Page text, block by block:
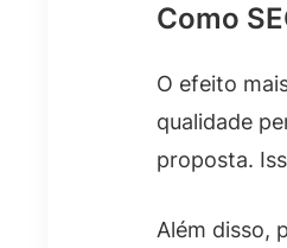
Como
O efeito
qualidade
proposta.
Além disso,